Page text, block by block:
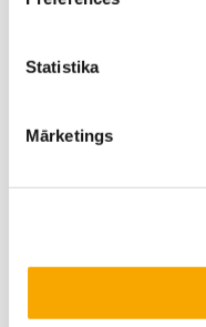
Statistika
Mārketings
‭+371 29177802‬